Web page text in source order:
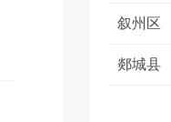
叙州区
郯城县